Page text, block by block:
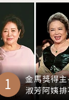
金馬獎得
淑芳阿姨